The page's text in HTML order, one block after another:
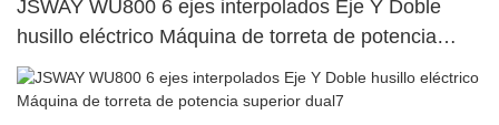
JSWAY WU800 6 ejes interpolados Eje Y Doble
husillo eléctrico Máquina de torreta de potencia
superior dual91